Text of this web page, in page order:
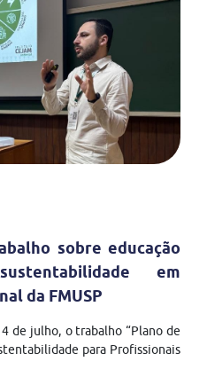
sobre educação
em
da FMUSP
de julho, o trabalho “Plano de
para Profissionais